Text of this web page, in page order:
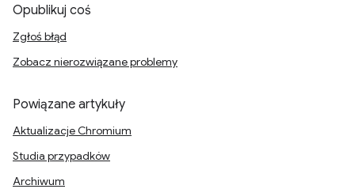
Opublikuj coś
Zgłoś błąd
Zobacz nierozwiązane problemy
Powiązane artykuły
Aktualizacje Chromium
Studia przypadków
Archiwum